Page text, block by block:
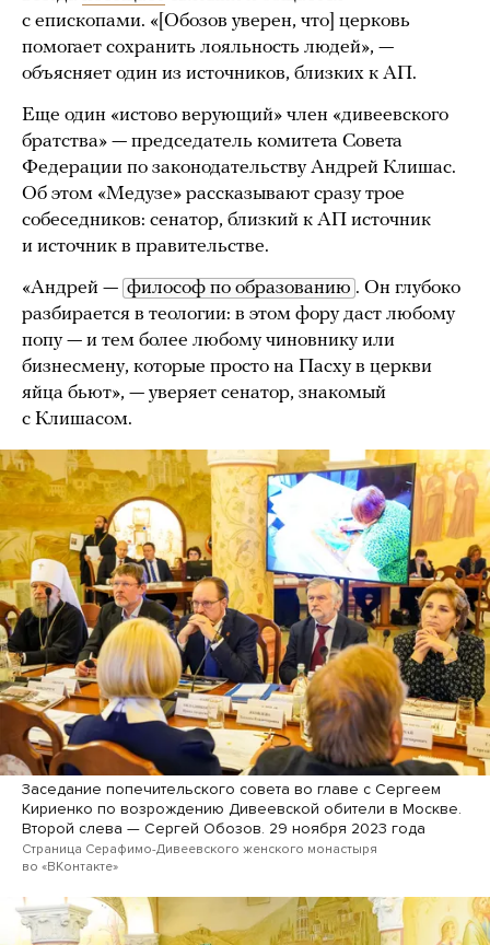
с епископами. «[Обозов уверен, что] церковь
помогает сохранить лояльность людей», —
объясняет один из источников, близких к АП.
Еще один «истово верующий» член «дивеевского
братства» — председатель комитета Совета
Федерации по законодательству Андрей Клишас.
Об этом «Медузе» рассказывают сразу трое
собеседников: сенатор, близкий к АП источник
и источник в правительстве.
«Андрей — философ по образованию . Он глубоко
разбирается в теологии: в этом фору даст любому
попу — и тем более любому чиновнику или
бизнесмену, которые просто на Пасху в церкви
яйца бьют», — уверяет сенатор, знакомый
с Клишасом.
Заседание попечительского совета во главе с Сергеем
Кириенко по возрождению Дивеевской обители в Москве.
Второй слева — Сергей Обозов. 29 ноября 2023 года
Страница Серафимо-Дивеевского женского монастыря
во «ВКонтакте»